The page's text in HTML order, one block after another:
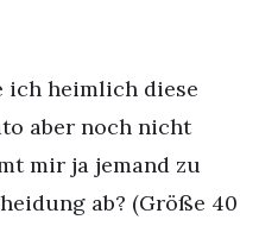
ich heimlich diese
aber noch nicht
mir ja jemand zu
ab? (Größe 40